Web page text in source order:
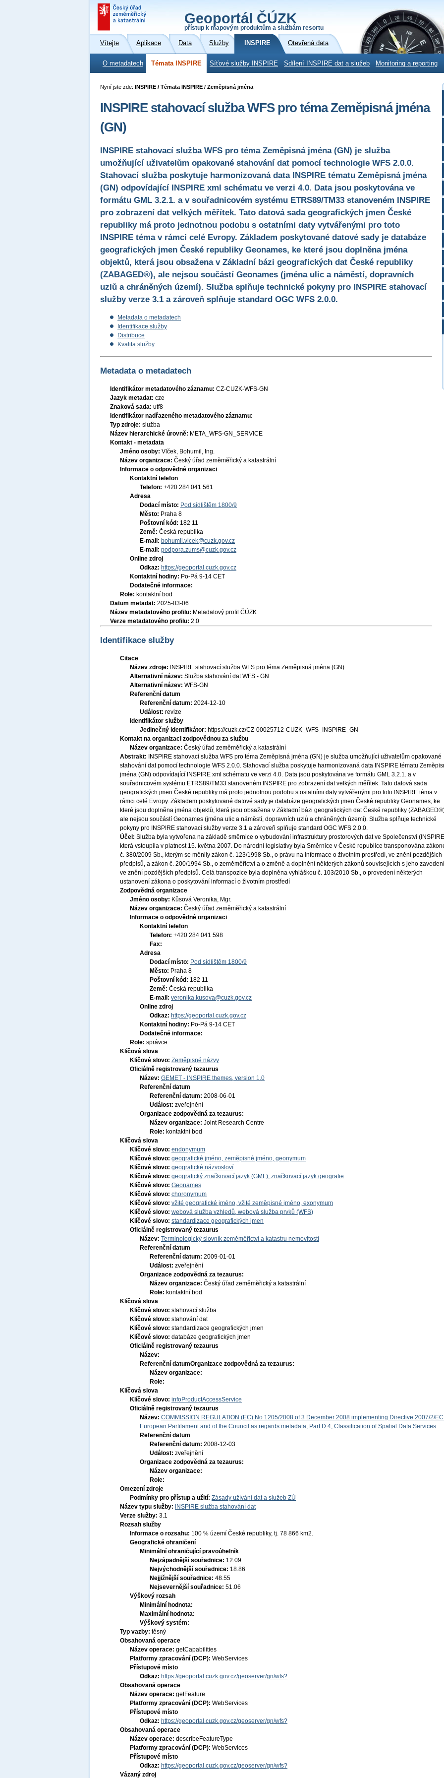
Geoportál ČÚZK
přístup k mapovým produktům a službám resortu
Vítejte Aplikace Data Služby INSPIRE Otevřená data
O metadatech Témata INSPIRE Síťové služby INSPIRE Sdílení INSPIRE dat a služeb Monitoring a reporting
Nyní jste zde: INSPIRE / Témata INSPIRE / Zeměpisná jména
INSPIRE stahovací služba WFS pro téma Zeměpisná jména
(GN)
INSPIRE stahovací služba WFS pro téma Zeměpisná jména (GN) je služba
umožňující uživatelům opakované stahování dat pomocí technologie WFS 2.0.0.
Stahovací služba poskytuje harmonizovaná data INSPIRE tématu Zeměpisná jména
(GN) odpovídající INSPIRE xml schématu ve verzi 4.0. Data jsou poskytována ve
formátu GML 3.2.1. a v souřadnicovém systému ETRS89/TM33 stanoveném INSPIRE
pro zobrazení dat velkých měřítek. Tato datová sada geografických jmen České
republiky má proto jednotnou podobu s ostatními daty vytvářenými pro toto
INSPIRE téma v rámci celé Evropy. Základem poskytované datové sady je databáze
geografických jmen České republiky Geonames, ke které jsou doplněna jména
objektů, která jsou obsažena v Základní bázi geografických dat České republiky
(ZABAGED®), ale nejsou součástí Geonames (jména ulic a náměstí, dopravních
uzlů a chráněných území). Služba splňuje technické pokyny pro INSPIRE stahovací
služby verze 3.1 a zároveň splňuje standard OGC WFS 2.0.0.
Metadata o metadatech
Identifikace služby
Distribuce
Kvalita služby
Metadata o metadatech
Identifikátor metadatového záznamu: CZ-CUZK-WFS-GN
Jazyk metadat: cze
Znaková sada: utf8
Identifikátor nadřazeného metadatového záznamu:
Typ zdroje: služba
Název hierarchické úrovně: META_WFS-GN_SERVICE
Kontakt - metadata
Jméno osoby: Vlček, Bohumil, Ing.
Název organizace: Český úřad zeměměřický a katastrální
Informace o odpovědné organizaci
Kontaktní telefon
Telefon: +420 284 041 561
Adresa
Dodací místo: Pod sídlištěm 1800/9
Město: Praha 8
Poštovní kód: 182 11
Země: Česká republika
E-mail: bohumil.vlcek@cuzk.gov.cz
E-mail: podpora.zums@cuzk.gov.cz
Online zdroj
Odkaz: https://geoportal.cuzk.gov.cz
Kontaktní hodiny: Po-Pá 9-14 CET
Dodatečné informace:
Role: kontaktní bod
Datum metadat: 2025-03-06
Název metadatového profilu: Metadatový profil ČÚZK
Verze metadatového profilu: 2.0
Identifikace služby
Citace
Název zdroje:
INSPIRE stahovací služba WFS pro téma Zeměpisná jména (GN)
Alternativní název: Služba stahování dat WFS - GN
Alternativní název: WFS-GN
Referenční datum
Referenční datum: 2024-12-10
Událost: revize
Identifikátor služby
Jedinečný identifikátor: https://cuzk.cz/CZ-00025712-CUZK_WFS_INSPIRE_GN
Kontakt na organizaci zodpovědnou za službu
Název organizace: Český úřad zeměměřický a katastrální
Abstrakt:
INSPIRE stahovací služba WFS pro téma Zeměpisná jména (GN) je služba umožňující uživatelům opakované
stahování dat pomocí technologie WFS 2.0.0. Stahovací služba poskytuje harmonizovaná data INSPIRE tématu
jména (GN) odpovídající INSPIRE xml schématu ve verzi 4.0. Data jsou poskytována ve formátu GML 3.2.1. a v
souřadnicovém systému ETRS89/TM33 stanoveném INSPIRE pro zobrazení dat velkých měřítek. Tato datová sada
geografických jmen České republiky má proto jednotnou podobu s ostatními daty vytvářenými pro toto INSPIRE téma v
rámci celé Evropy. Základem poskytované datové sady je databáze geografických jmen České republiky Geonames, ke
které jsou doplněna jména objektů, která jsou obsažena v Základní bázi geografických dat České republiky
ale nejsou součástí Geonames (jména ulic a náměstí, dopravních uzlů a chráněných území). Služba splňuje technické
pokyny pro INSPIRE stahovací služby verze 3.1 a zároveň splňuje standard OGC WFS 2.0.0.
Účel: Služba byla vytvořena na základě směrnice o vybudování infrastruktury prostorových dat ve Společenství
která vstoupila v platnost 15. května 2007. Do národní legislativy byla Směrnice v České republice transponována
č. 380/2009 Sb., kterým se měnily zákon č. 123/1998 Sb., o právu na informace o životním prostředí, ve znění pozdějších
předpisů, a zákon č. 200/1994 Sb., o zeměměřictví a o změně a doplnění některých zákonů souvisejících s jeho
ve znění pozdějších předpisů. Celá transpozice byla doplněna vyhláškou č. 103/2010 Sb., o provedení některých
ustanovení zákona o poskytování informací o životním prostředí
Zodpovědná organizace
Jméno osoby: Kůsová Veronika, Mgr.
Název organizace: Český úřad zeměměřický a katastrální
Informace o odpovědné organizaci
Kontaktní telefon
Telefon: +420 284 041 598
Fax:
Adresa
Dodací místo: Pod sídlištěm 1800/9
Město: Praha 8
Poštovní kód: 182 11
Země: Česká republika
E-mail: veronika.kusova@cuzk.gov.cz
Online zdroj
Odkaz: https://geoportal.cuzk.gov.cz
Kontaktní hodiny: Po-Pá 9-14 CET
Dodatečné informace:
Role: správce
Klíčová slova
Klíčové slovo: Zeměpisné názvy
Oficiálně registrovaný tezaurus
Název: GEMET - INSPIRE themes, version 1.0
Referenční datum
Referenční datum: 2008-06-01
Událost: zveřejnění
Organizace zodpovědná za tezaurus:
Název organizace: Joint Research Centre
Role: kontaktní bod
Klíčová slova
Klíčové slovo: endonymum
Klíčové slovo: geografické jméno, zeměpisné jméno, geonymum
Klíčové slovo: geografické názvosloví
Klíčové slovo: geografický značkovací jazyk (GML), značkovací jazyk geografie
Klíčové slovo: Geonames
Klíčové slovo: choronymum
Klíčové slovo: vžité geografické jméno, vžité zeměpisné jméno, exonymum
Klíčové slovo: webová služba vzhledů, webová služba prvků (WFS)
Klíčové slovo: standardizace geografických jmen
Oficiálně registrovaný tezaurus
Název: Terminologický slovník zeměměřictví a katastru nemovitostí
Referenční datum
Referenční datum: 2009-01-01
Událost: zveřejnění
Organizace zodpovědná za tezaurus:
Název organizace: Český úřad zeměměřický a katastrální
Role: kontaktní bod
Klíčová slova
Klíčové slovo: stahovací služba
Klíčové slovo: stahování dat
Klíčové slovo: standardizace geografických jmen
Klíčové slovo: databáze geografických jmen
Oficiálně registrovaný tezaurus
Název:
Referenční datumOrganizace zodpovědná za tezaurus:
Název organizace:
Role:
Klíčová slova
Klíčové slovo: infoProductAccessService
Oficiálně registrovaný tezaurus
Název: COMMISSION REGULATION (EC) No 1205/2008 of 3 December 2008 implementing Directive 2007/2/EC
European Partilament and of the Council as regards metadata, Part D 4, Classification of Spatial Data Services
Referenční datum
Referenční datum: 2008-12-03
Událost: zveřejnění
Organizace zodpovědná za tezaurus:
Název organizace:
Role:
Omezení zdroje
Podmínky pro přístup a užití: Zásady užívání dat a služeb ZÚ
Název typu služby:
INSPIRE služba stahování dat
Verze služby: 3.1
Rozsah služby
Informace o rozsahu: 100 % území České republiky, tj. 78 866 km2.
Geografické ohraničení
Minimální ohraničující pravoúhelník
Nejzápadnější souřadnice: 12.09
Nejvýchodnější souřadnice: 18.86
Nejjižnější souřadnice: 48.55
Nejsevernější souřadnice: 51.06
Výškový rozsah
Minimální hodnota:
Maximální hodnota:
Výškový systém:
Typ vazby: těsný
Obsahovaná operace
Název operace: getCapabilities
Platformy zpracování (DCP): WebServices
Přístupové místo
Odkaz: https://geoportal.cuzk.gov.cz/geoserver/gn/wfs?
Obsahovaná operace
Název operace: getFeature
Platformy zpracování (DCP): WebServices
Přístupové místo
Odkaz: https://geoportal.cuzk.gov.cz/geoserver/gn/wfs?
Obsahovaná operace
Název operace: describeFeatureType
Platformy zpracování (DCP): WebServices
Přístupové místo
Odkaz: https://geoportal.cuzk.gov.cz/geoserver/gn/wfs?
Vázaný zdroj